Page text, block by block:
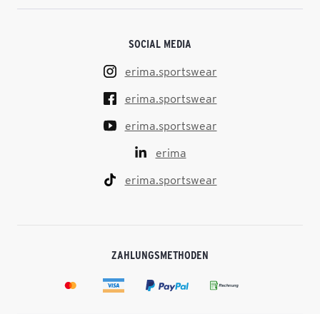
SOCIAL MEDIA
erima.sportswear
erima.sportswear
erima.sportswear
erima
erima.sportswear
ZAHLUNGSMETHODEN